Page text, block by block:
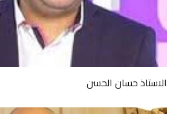
الاستاذ حسان الحسن